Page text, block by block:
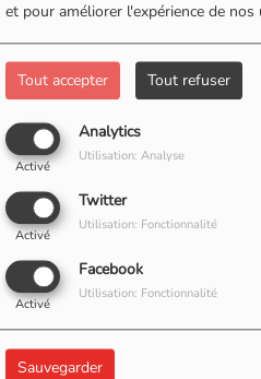
et pour améliorer l'expérience de
Tout accepter Tout refuser
Analytics
Activé
Utilisation: Analyse
Twitter
Activé
Utilisation: Fonctionnalité
Facebook
Activé
Utilisation: Fonctionnalité
Sauvegarder